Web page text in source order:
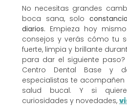
No necesitas grandes
boca sana, solo
diarios. Empieza hoy
consejos y verás cómo tu
fuerte, limpia y brillante
para dar el siguiente
Centro Dental Base y
especialistas te
salud bucal. Y si
curiosidades y novedades,